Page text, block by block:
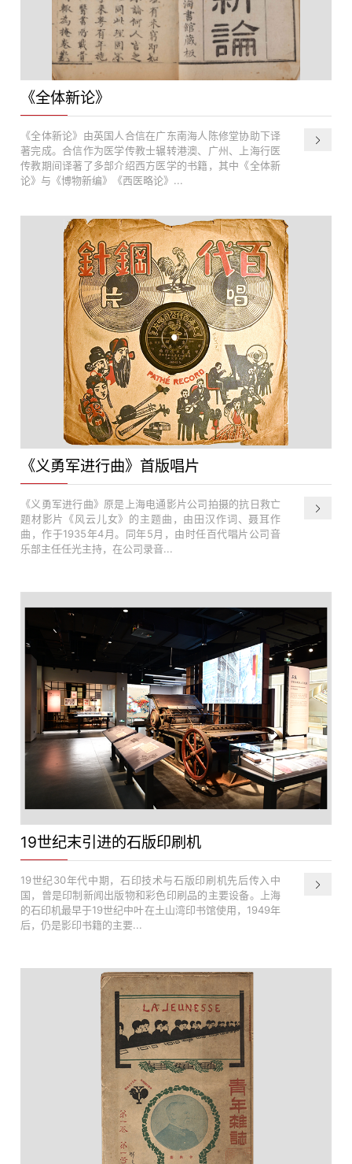
《全体新论》
《全体新论》由英国人合信在广东南海人陈修堂协助下译
著完成。合信作为医学传教士辗转港澳、广州、上海行医
传教期间译著了多部介绍西方医学的书籍，其中《全体新
论》与《博物新编》《西医略论》...
《义勇军进行曲》首版唱片
《义勇军进行曲》原是上海电通影片公司拍摄的抗日救亡
题材影片《风云儿女》的主题曲，由田汉作词、聂耳作
曲，作于1935年4月。同年5月，由时任百代唱片公司音
乐部主任任光主持，在公司录音...
19世纪末引进的石版印刷机
19世纪30年代中期，石印技术与石版印刷机先后传入中
国，曾是印制新闻出版物和彩色印刷品的主要设备。上海
的石印机最早于19世纪中叶在土山湾印书馆使用，1949年
后，仍是影印书籍的主要...